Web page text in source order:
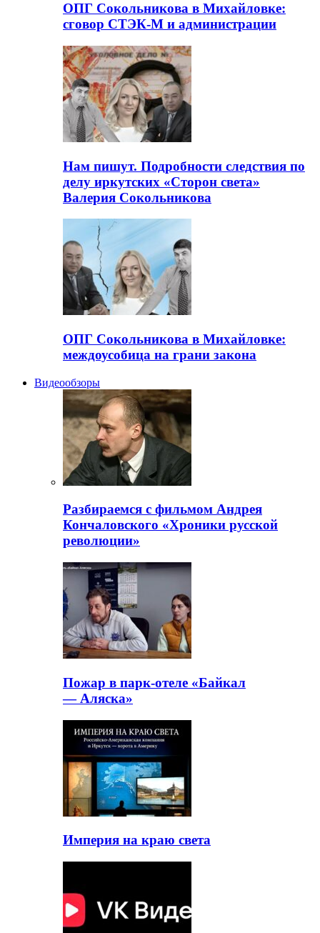
ОПГ Сокольникова в Михайловке:
сговор СТЭК-М и администрации
Нам пишут. Подробности следствия по
делу иркутских «Сторон света»
Валерия Сокольникова
ОПГ Сокольникова в Михайловке:
междоусобица на грани закона
Видеообзоры
Разбираемся с фильмом Андрея
Кончаловского «Хроники русской
революции»
Пожар в парк-отеле «Байкал
— Аляска»
Империя на краю света